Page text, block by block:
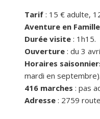
Tarif : 15 € adulte,
Aventure en Famille
Durée visite : 1h15.
Ouverture : du 3
Horaires
mardi en septembre).
416 marches : pas
Adresse : 2759